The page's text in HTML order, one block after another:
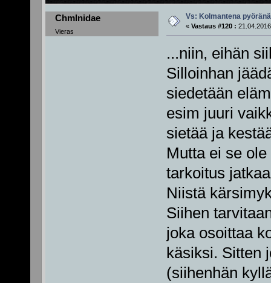
Chmlnidae
Vieras
Vs: Kolmantena
« Vastaus #120 :
...niin, eihän
Silloinhan
siedetään
esim juuri
sietää ja
Mutta ei se
tarkoitus
Niistä
Siihen
joka osoittaa
käsiksi. Sitten
(siihenhän